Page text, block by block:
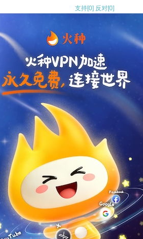
支持[0] 反对[0]
支持[0] 反对
支持
反对 [0]
支持[0] 反对[0]